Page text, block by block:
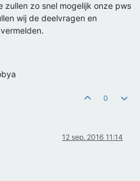
zullen zo snel mogelijk onze pws
wij de deelvragen en
0
12 sep. 2016 11:14